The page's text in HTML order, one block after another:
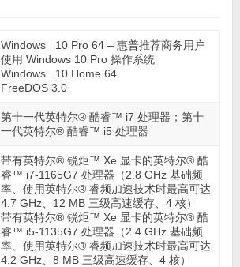
Windows 10 Pro 64 – 惠普推荐商务用户
使用 Windows 10 Pro 操作系统
Windows 10 Home 64
FreeDOS 3.0
第十一代英特尔® 酷睿™ i7 处理器；第十
一代英特尔® 酷睿™ i5 处理器
带有英特尔® 锐炬™ Xe 显卡的英特尔® 酷
睿™ i7-1165G7 处理器（2.8 GHz 基础频
率、使用英特尔® 睿频加速技术时最高可达
4.7 GHz、12 MB 三级高速缓存、4 核）
带有英特尔® 锐炬™ Xe 显卡的英特尔® 酷
睿™ i5-1135G7 处理器（2.4 GHz 基础频
率、使用英特尔® 睿频加速技术时最高可达
4.2 GHz、8 MB 三级高速缓存、4 核）